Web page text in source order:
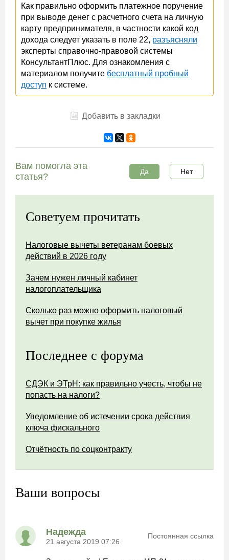
Как правильно оформить платежное поручение
при выводе денег с расчетного счета на личную
карту предпринимателя, в частности какой код
дохода следует указать в поле 22, разъясняли
эксперты справочно-правовой системы
КонсультантПлюс. Для ознакомления с
материалом получите бесплатный пробный
доступ к системе.
Добавить в закладки
Вам помогла эта
статья?
Да Нет
Советуем прочитать
Налоговые вычеты ветеранам боевых
действий в 2026 году
Зачем нужен личный кабинет
налогоплательщика
Сколько раз можно оформить налоговый
вычет при покупке жилья
Последнее с форума
СДЭК и ЭТрН: как правильно учесть, чтобы не
попасть на налоги?
Уведомление об истечении срока действия
ключа фискального
Отчётность по соцконтракту
Ваши вопросы
Надежда
21 августа 2019 07:26
Постоянная ссылка